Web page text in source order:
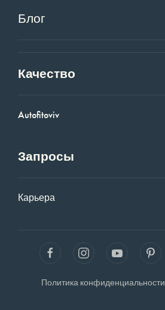
Блог
Качество
Autofitoviv
Запросы
Карьера
Политика конфиденциальности